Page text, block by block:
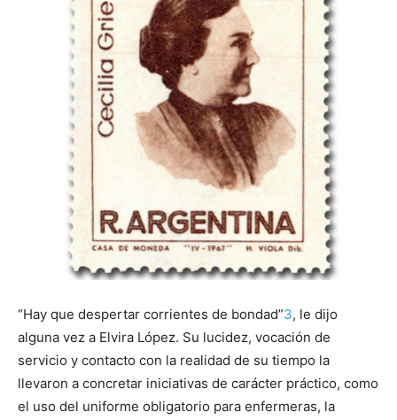
“Hay que despertar corrientes de bondad”3, le dijo
alguna vez a Elvira López. Su lucidez, vocación de
servicio y contacto con la realidad de su tiempo la
llevaron a concretar iniciativas de carácter práctico, como
el uso del uniforme obligatorio para enfermeras, la